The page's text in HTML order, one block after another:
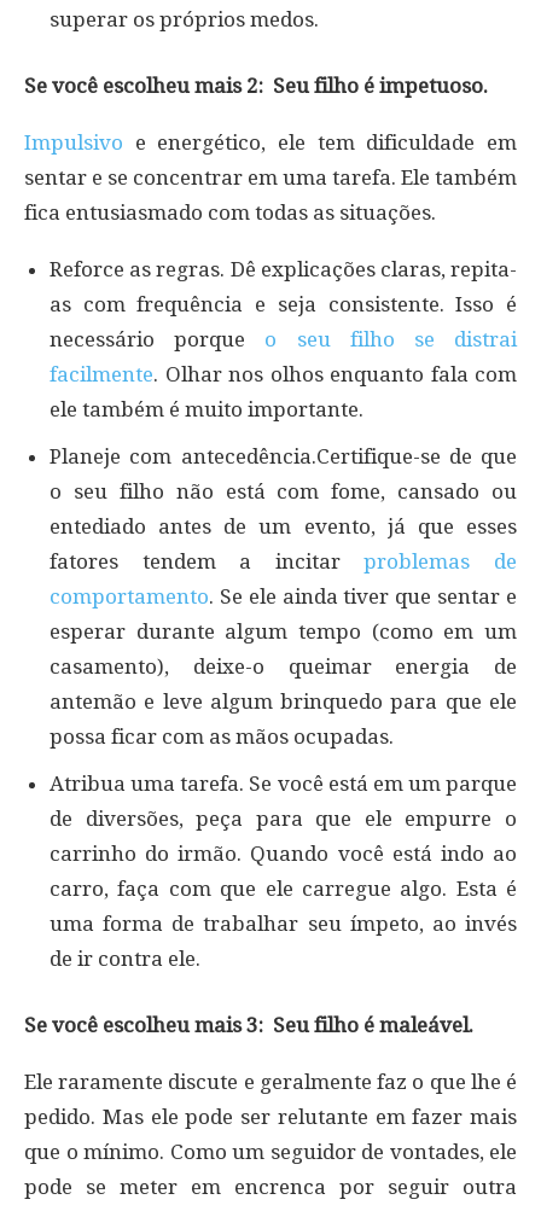
superar os próprios medos.
Se você escolheu mais 2: Seu filho é impetuoso.
Impulsivo e energético, ele tem dificuldade em
sentar e se concentrar em uma tarefa. Ele também
fica entusiasmado com todas as situações.
Reforce as regras. Dê explicações claras, repita-
as com frequência e seja consistente. Isso é
necessário porque o seu filho se distrai
facilmente. Olhar nos olhos enquanto fala com
ele também é muito importante.
Planeje com antecedência.Certifique-se de que
o seu filho não está com fome, cansado ou
entediado antes de um evento, já que esses
fatores tendem a incitarproblemas de
comportamento. Se ele ainda tiver que sentar e
esperar durante algum tempo (como em um
casamento), deixe-o queimar energia de
antemão e leve algum brinquedo para que ele
possa ficar com as mãos ocupadas.
Atribua uma tarefa. Se você está em um parque
de diversões, peça para que ele empurre o
carrinho do irmão. Quando você está indo ao
carro, faça com que ele carregue algo. Esta é
uma forma de trabalhar seu ímpeto, ao invés
de ir contra ele.
Se você escolheu mais 3: Seu filho é maleável.
Ele raramente discute e geralmente faz o que lhe é
pedido. Mas ele pode ser relutante em fazer mais
que o mínimo. Como um seguidor de vontades, ele
pode se meter em encrenca por seguir outra